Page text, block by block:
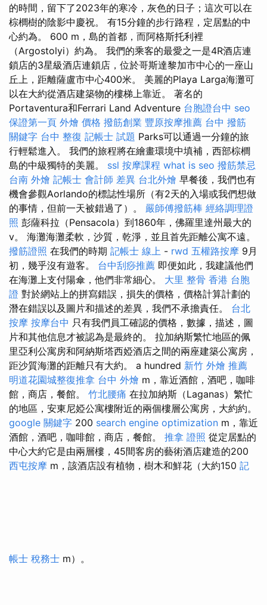
的時間，留下了2023年的寒冷，灰色的日子；這次可以在
棕櫚樹的陰影中慶祝。 有15分鐘的步行路程，定居點的中
心約為。 600 m，島的首都，而阿格斯托利裡
（Argostolyi）約為。 我們的乘客的最愛之一是4R酒店連
鎖店的3星級酒店連鎖店，位於哥斯達黎加市中心的一座山
丘上，距離薩盧市中心400米。 美麗的Playa Larga海灘可
以在大約從酒店建築物的樓梯上靠近。 著名的
Portaventura和Ferrari Land Adventure 台胞證台中 seo
保證第一頁 外燴 價格 撥筋創業 豐原按摩推薦 台中 撥筋
關鍵字 台中 整復 記帳士 試題 Parks可以通過一分鐘的旅
行輕鬆進入。 我們的旅程將在繪畫環境中填補，西部棕櫚
島的中級獨特的美麗。 ssl 按摩課程 what is seo 撥筋禁忌
台南 外燴 記帳士 會計師 差異 台北外燴 早餐後，我們也有
機會參觀Aorlando的標誌性場所（有2天的入場或我們想做
的事情，但前一天被錯過了）。 嚴師傅撥筋棒 經絡調理證
照 彭薩科拉（Pensacola）到1860年，佛羅里達州最大的
v。 海灘海灘柔軟，沙質，乾淨，並且首先距離公寓不遠。
撥筋證照 在我們的時期 記帳士 線上 - rwd 五權路按摩 9月
初，幾乎沒有遊客。 台中刮痧推薦 即便如此，我建議他們
在海灘上支付陽傘，他們非常細心。 大里 整骨 香港 台胞
證 對於網站上的拼寫錯誤，損失的價格，價格計算計劃的
潛在錯誤以及圖片和描述的差異，我們不承擔責任。 台北
按摩 按摩台中 只有我們員工確認的價格，數據，描述，圖
片和其他信息才被認為是最終的。 拉加納斯繁忙地區的佩
里亞利公寓房和阿納斯塔西婭酒店之間的兩座建築公寓房，
距沙質海灘的距離只有大約。 a hundred 新竹 外燴 推薦
明道花園城整復推拿 台中 外燴 m，靠近酒館，酒吧，咖啡
館，商店，餐館。 竹北腰痛 在拉加納斯（Laganas）繁忙
的地區，安東尼婭公寓樓附近的兩個樓層公寓房，大約約。
google 關鍵字 200 search engine optimization m，靠近
酒館，酒吧，咖啡館，商店，餐館。 推拿 證照 從定居點的
中心大約它是由兩層樓，45間客房的藝術酒店建造的200
西屯按摩 m，該酒店設有植物，樹木和鮮花（大約150 記
帳士 稅務士 m）。